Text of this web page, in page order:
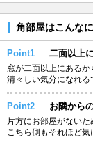
角部屋はこんな
Point1 二面以上
窓が二面以上にある
清々しい気分になれる
Point2 お隣から
片方にお部屋がない
こちら側もそれほど